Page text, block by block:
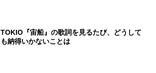
TOKIO『宙船』の歌詞を見るたび、どうして
も納得いかないことは